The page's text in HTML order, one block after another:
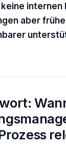
internen
aber